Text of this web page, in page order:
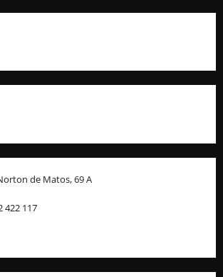
de Matos, 69 A
422 117